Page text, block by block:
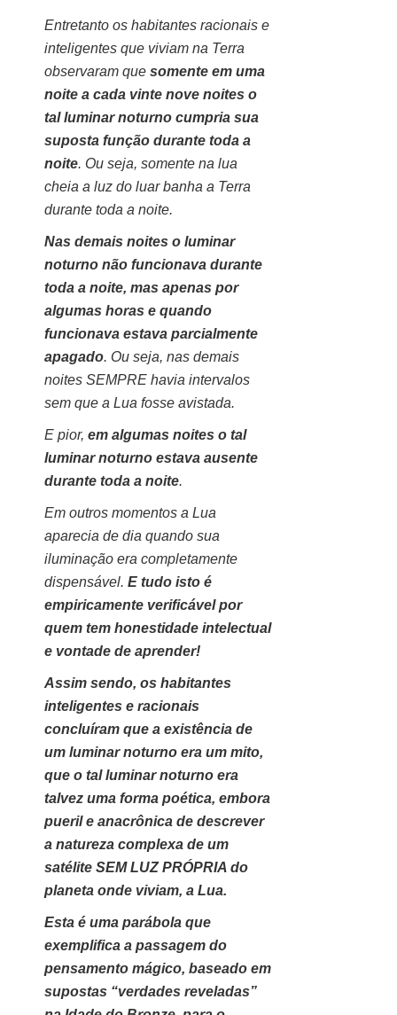
Entretanto os habitantes racionais e
inteligentes que viviam na Terra
observaram que somente em uma
noite a cada vinte nove noites o
tal luminar noturno cumpria sua
suposta função durante toda a
noite. Ou seja, somente na lua
cheia a luz do luar banha a Terra
durante toda a noite.
Nas demais noites o luminar
noturno não funcionava durante
toda a noite, mas apenas por
algumas horas e quando
funcionava estava parcialmente
apagado. Ou seja, nas demais
noites SEMPRE havia intervalos
sem que a Lua fosse avistada.
E pior, em algumas noites o tal
luminar noturno estava ausente
durante toda a noite.
Em outros momentos a Lua
aparecia de dia quando sua
iluminação era completamente
dispensável. E tudo isto é
empiricamente verificável por
quem tem honestidade intelectual
e vontade de aprender!
Assim sendo, os habitantes
inteligentes e racionais
concluíram que a existência de
um luminar noturno era um mito,
que o tal luminar noturno era
talvez uma forma poética, embora
pueril e anacrônica de descrever
a natureza complexa de um
satélite SEM LUZ PRÓPRIA do
planeta onde viviam, a Lua.
Esta é uma parábola que
exemplifica a passagem do
pensamento mágico, baseado em
supostas “verdades reveladas”